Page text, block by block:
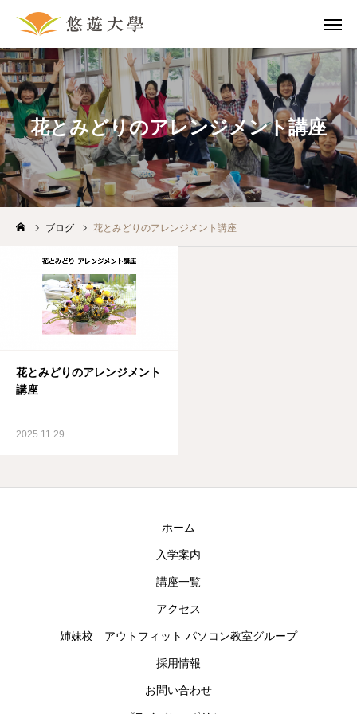
花とみどりのアレンジメント講座
ブログ 花とみどりのアレンジメント講座
花とみどりのアレンジメント
講座
2025.11.29
ホーム
入学案内
講座一覧
アクセス
姉妹校 アウトフィット パソコン教室グループ
採用情報
お問い合わせ
問合せ マップ
採用情報 講座一覧
ホーム
入学案内
講座一覧
アクセス
お知らせ